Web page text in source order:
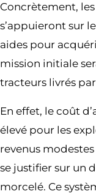
Concrètement,
s’appuieront sur
aides pour
mission initiale
tracteurs livrés
En effet, le coût
élevé pour les
revenus
se justifier sur un
morcelé. Ce